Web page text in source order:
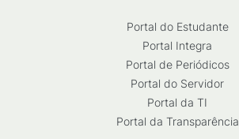
Portal do Estudante
Portal Integra
Portal de Periódicos
Portal do Servidor
Portal da TI
Portal da Transparência